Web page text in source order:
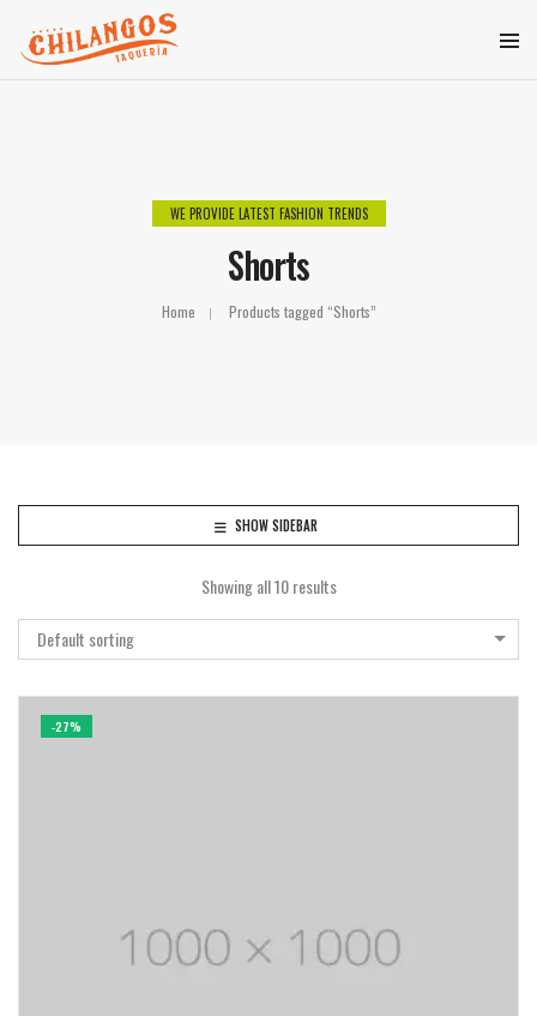
WE PROVIDE LATEST FASHION TRENDS
Shorts
Home Products tagged “Shorts”
SHOW SIDEBAR
Showing all 10 results
Default sorting
-27%